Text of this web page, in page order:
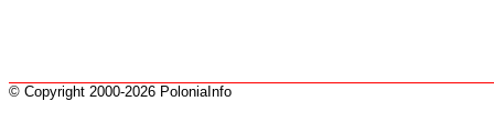
© Copyright 2000-2026 PoloniaInfo